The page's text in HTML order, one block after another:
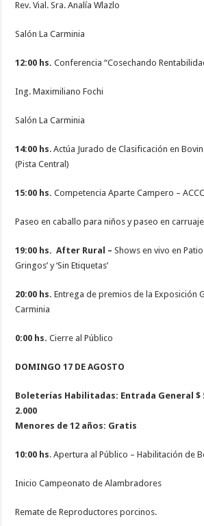
Rev. Vial. Sra. Analía Wlazlo
Salón La Carminia
12:00 hs. Conferencia “Cosechando
Ing. Maximiliano Fochi
Salón La Carminia
14:00 hs. Actúa Jurado de Clasificación en
(Pista Central)
15:00 hs. Competencia Aparte Campero – ACCC
Paseo en caballo para niños y paseo en carruaje
19:00 hs. After Rural – Shows en vivo en
Gringos’ y ‘Sin Etiquetas’
20:00 hs. Entrega de premios de la Exposición
Carminia
0:00 hs. Cierre al Público
DOMINGO 17 DE AGOSTO
Boleterías Habilitadas: Entrada General $
2.000
Menores de 12 años: Gratis
10:00 hs. Apertura al Público – Habilitación de
Inicio Campeonato de Alambradores
Remate de Reproductores porcinos.